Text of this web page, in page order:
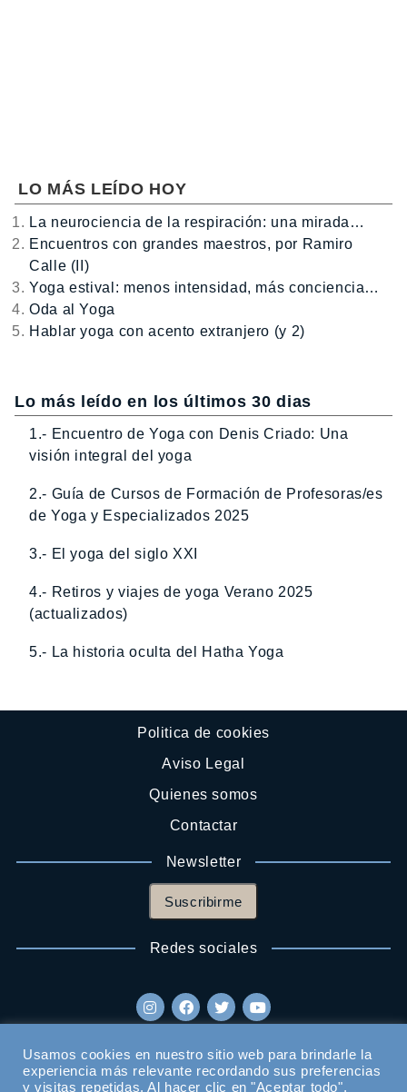
LO MÁS LEÍDO HOY
La neurociencia de la respiración: una mirada…
Encuentros con grandes maestros, por Ramiro
Calle (II)
Yoga estival: menos intensidad, más conciencia…
Oda al Yoga
Hablar yoga con acento extranjero (y 2)
Lo más leído en los últimos 30 dias
1.- Encuentro de Yoga con Denis Criado: Una
visión integral del yoga
2.- Guía de Cursos de Formación de Profesoras/es
de Yoga y Especializados 2025
3.- El yoga del siglo XXI
4.- Retiros y viajes de yoga Verano 2025
(actualizados)
5.- La historia oculta del Hatha Yoga
Politica de cookies
Aviso Legal
Quienes somos
Contactar
Newsletter
Suscribirme
Redes sociales
Usamos cookies en nuestro sitio web para brindarle la
experiencia más relevante recordando sus preferencias
y visitas repetidas. Al hacer clic en "Aceptar todo",